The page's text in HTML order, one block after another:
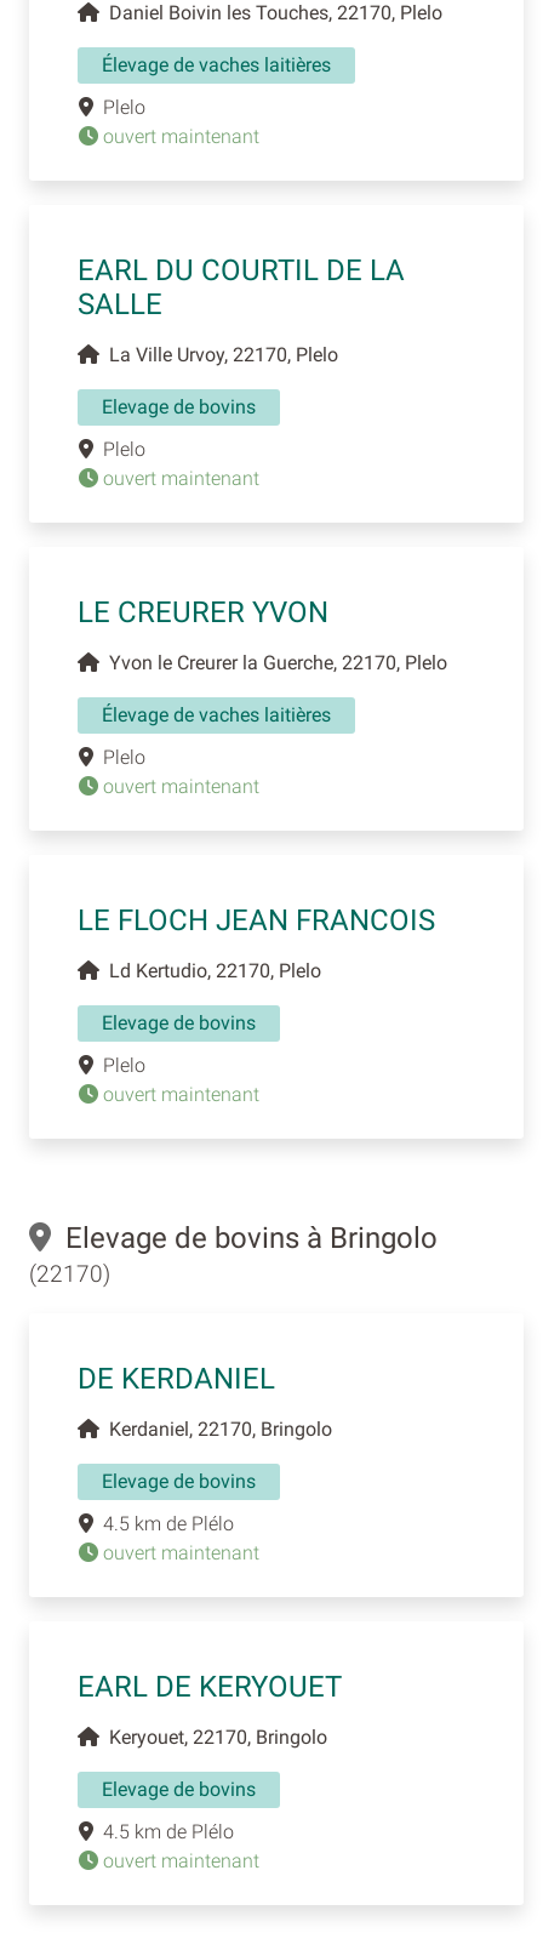
Daniel Boivin les Touches, 22170, Plelo
Élevage de vaches laitières
Plelo
ouvert maintenant
EARL DU COURTIL DE LA
SALLE
La Ville Urvoy, 22170, Plelo
Elevage de bovins
Plelo
ouvert maintenant
LE CREURER YVON
Yvon le Creurer la Guerche, 22170, Plelo
Élevage de vaches laitières
Plelo
ouvert maintenant
LE FLOCH JEAN FRANCOIS
Ld Kertudio, 22170, Plelo
Elevage de bovins
Plelo
ouvert maintenant
Elevage de bovins à Bringolo
(22170)
DE KERDANIEL
Kerdaniel, 22170, Bringolo
Elevage de bovins
4.5 km de Plélo
ouvert maintenant
EARL DE KERYOUET
Keryouet, 22170, Bringolo
Elevage de bovins
4.5 km de Plélo
ouvert maintenant